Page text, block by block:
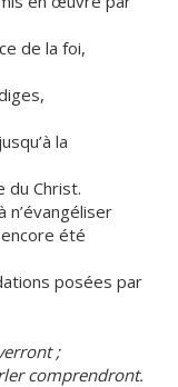
de la foi,
la
du Christ.
n’évangéliser
été
posées par
;
comprendront.